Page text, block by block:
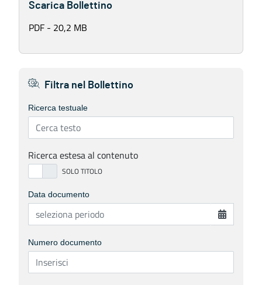
Scarica Bollettino
PDF - 20,2 MB
Filtra nel Bollettino
Ricerca testuale
Ricerca estesa al contenuto
Data documento
Numero documento